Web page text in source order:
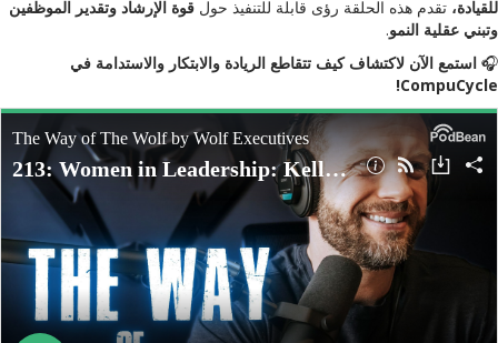
للقيادة، تقدم هذه الحلقة رؤى قابلة للتنفيذ حول قوة الإرشاد وتقدير الموظفين
وتبني عقلية النمو.
🎧 استمع الآن لاكتشاف كيف تتقاطع الريادة والابتكار والاستدامة في
CompuCycle!